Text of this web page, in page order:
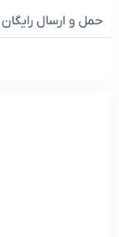
حمل و ارسال